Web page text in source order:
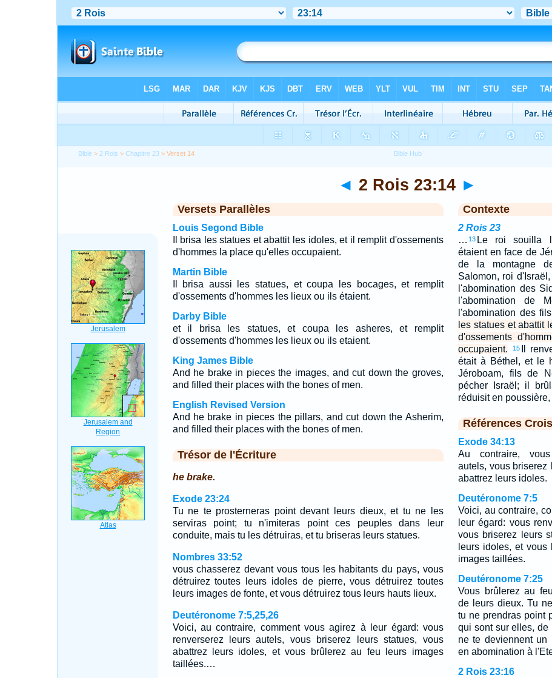
Bible > 2 Rois >Chapitre 23 > Verset 14
◄ 2 Rois 23:14 ►
Versets Parallèles
Louis Segond Bible
Il brisa les statues et abattit les idoles, et il remplit d'ossements
d'hommes la place qu'elles occupaient.
Martin Bible
Il brisa aussi les statues, et coupa les bocages, et remplit
d'ossements d'hommes les lieux ou ils étaient.
Darby Bible
et il brisa les statues, et coupa les asheres, et remplit
d'ossements d'hommes les lieux ou ils etaient.
King James Bible
And he brake in pieces the images, and cut down the groves,
and filled their places with the bones of men.
English Revised Version
And he brake in pieces the pillars, and cut down the Asherim,
and filled their places with the bones of men.
Trésor de l'Écriture
he brake.
Exode 23:24
Tu ne te prosterneras point devant leurs dieux, et tu ne les
serviras point; tu n'imiteras point ces peuples dans leur
conduite, mais tu les détruiras, et tu briseras leurs statues.
Nombres 33:52
vous chasserez devant vous tous les habitants du pays, vous
détruirez toutes leurs idoles de pierre, vous détruirez toutes
leurs images de fonte, et vous détruirez tous leurs hauts lieux.
Deutéronome 7:5,25,26
Voici, au contraire, comment vous agirez à leur égard: vous
renverserez leurs autels, vous briserez leurs statues, vous
abattrez leurs idoles, et vous brûlerez au feu leurs images
taillées.…
Contexte
2 Rois 23
… 13 Le roi souilla
étaient en face de
de la montagne
Salomon, roi
l'abomination des
l'abomination de
l'abomination des
les statues et abattit
d'ossements
occupaient.
15
Il
était à Béthel, et le
Jéroboam, fils de
pécher Israël; il
réduisit en
Références
Exode 34:13
Au contraire,
autels, vous briserez
abattrez leurs idoles.
Deutéronome 7:5
Voici, au contraire,
leur égard: vous
vous briserez leurs
leurs idoles, et vous
images taillées.
Deutéronome 7:25
Vous brûlerez au
de leurs dieux. Tu
tu ne prendras point
qui sont sur elles, de
ne te deviennent
en abomination à
2 Rois 23:16